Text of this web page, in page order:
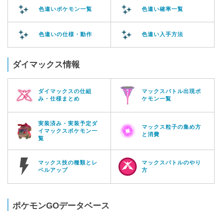
色違いポケモン一覧 色違い確率一覧
色違いの仕様・動作 色違い入手方法
ダイマックス情報
ダイマックスの仕組
み・仕様まとめ
マックスバトル出現ポ
ケモン一覧
実装済み・実装予定ダ
イマックスポケモン一
覧
マックス粒子の集め方
と消費
マックス技の種類とレ
ベルアップ
マックスバトルのやり
方
ポケモンGOデータベース